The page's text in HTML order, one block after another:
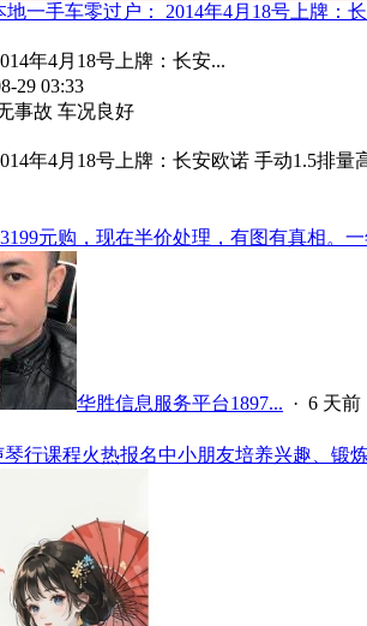
地一手车零过户： 2014年4月18号上牌：
年4月18号上牌：长安...
29 03:33
事故 车况良好
年4月18号上牌：长安欧诺 手动1.5排量
元购，现在半价处理，有图有真相。一
华胜信息服务平台1897... · 6 天前
行课程火热报名中小朋友培养兴趣、锻